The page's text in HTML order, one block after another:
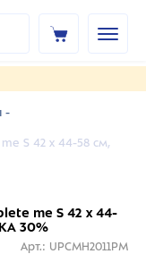
-
S 42 x 44-58 см,
me S 42 x 44-
30%
Арт.: UPCMH2011PM